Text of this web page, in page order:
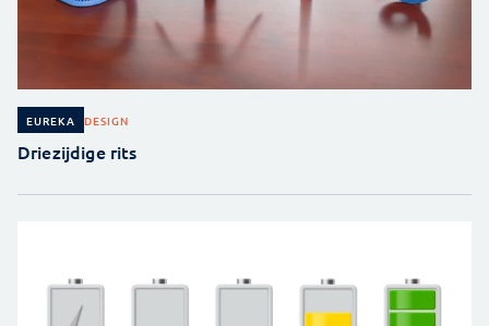
EUREKA DESIGN
Driezijdige rits